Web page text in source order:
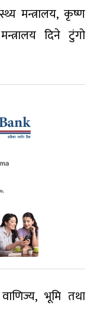
मन्त्रालय, कृष्ण
दिने टुंगो
भूमि तथा